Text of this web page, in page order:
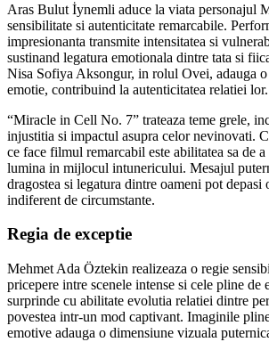
Aras Bulut İynemli aduce la viata personajul
sensibilitate si autenticitate remarcabile.
impresionanta transmite intensitatea si
sustinand legatura emotionala dintre tata si
Nisa Sofiya Aksongur, in rolul Ovei, adauga o
emotie, contribuind la autenticitatea relatiei lor.
“Miracle in Cell No. 7” trateaza teme grele,
injustitia si impactul asupra celor nevinovati.
ce face filmul remarcabil este abilitatea sa de a
lumina in mijlocul intunericului. Mesajul
dragostea si legatura dintre oameni pot depasi
indiferent de circumstante.
Regia de exceptie
Mehmet Ada Öztekin realizeaza o regie
pricepere intre scenele intense si cele pline de
surprinde cu abilitate evolutia relatiei dintre
povestea intr-un mod captivant. Imaginile
emotive adauga o dimensiune vizuala